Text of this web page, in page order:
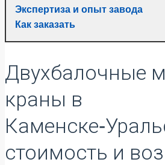
Экспертиза и опыт завода
Как заказать
Двухбалочные
краны в
стоимость и